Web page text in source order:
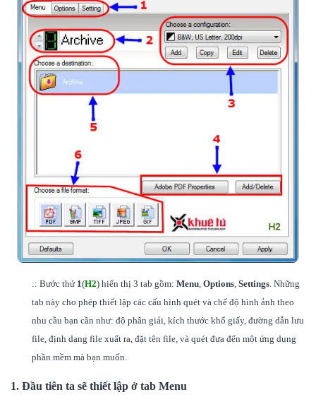
:: Bước thứ 1(H2) hiển thị 3 tab gồm: Menu Options Settings . Những
tab này cho phép thiết lập các cấu hình quét và chế độ hình ảnh theo
nhu cầu bạn cần như: độ phân giải, kích thước khổ giấy, đường dẫn lưu
file, định dạng file xuất ra, đặt tên file, và quét đưa đến một ứng dụng
phần mềm mà bạn muốn.
1. Đầu tiên ta sẽ thiết lập ở tab Menu